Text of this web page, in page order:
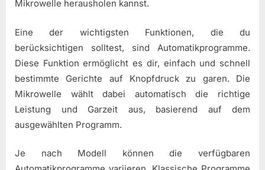
Mikrowelle herausholen kannst.
Eine der wichtigsten Funktionen, die du
berücksichtigen solltest, sind Automatikprogramme.
Diese Funktion ermöglicht es dir, einfach und schnell
bestimmte Gerichte auf Knopfdruck zu garen. Die
Mikrowelle wählt dabei automatisch die richtige
Leistung und Garzeit aus, basierend auf dem
ausgewählten Programm.
Je nach Modell können die verfügbaren